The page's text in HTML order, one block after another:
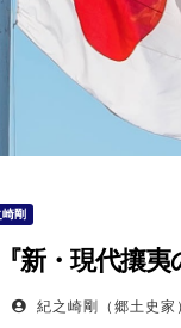
剛
新・現代攘夷
紀之崎剛（郷土史家